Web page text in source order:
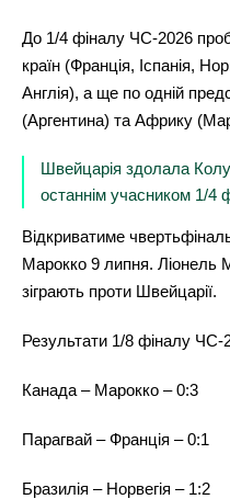
До 1/4 фіналу ЧС-2026
країн (Франція, Іспанія,
Англія), а ще по одній
(Аргентина) та Африку
Швейцарія здолала
останнім учасником 1/4
Відкриватиме
Марокко 9 липня. Ліонель
зіграють проти Швейцарії.
Результати 1/8 фіналу ЧС-
Канада – Марокко – 0:3
Парагвай – Франція – 0:1
Бразилія – Норвегія – 1:2